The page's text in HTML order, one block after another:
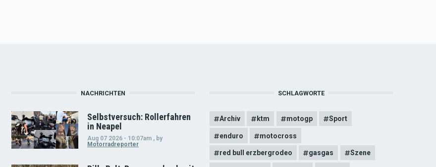
NACHRICHTEN
Selbstversuch: Rollerfahren
in Neapel
Aug 07 2026 - 10:07am , by
Motorradreporter
SCHLAGWORTE
Archiv ktm motogp Sport
enduro motocross
red bull erzbergrodeo gasgas Szene